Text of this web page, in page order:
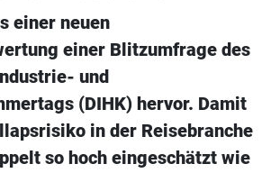
einer neuen
einer Blitzumfrage des
und
(DIHK) hervor. Damit
in der Reisebranche
so hoch eingeschätzt wie